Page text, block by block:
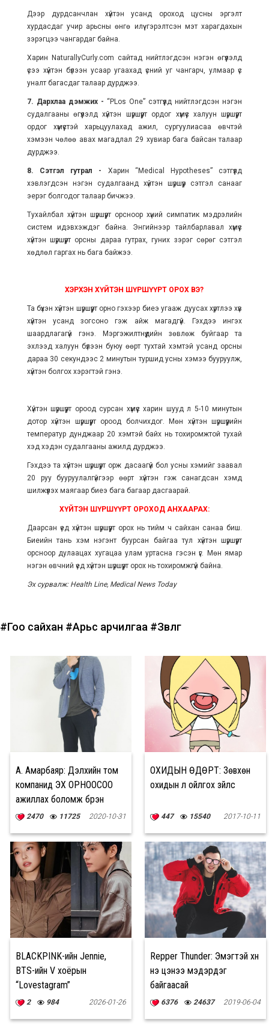
Дээр дурдсанчлан хүйтэн усанд ороход цусны эргэлт
хурдасдаг учир арьсны өнгө илүү гэрэлтсэн мэт харагдахын
зэрэгцээ чангардаг байна.
Харин NaturallyCurly.com сайтад нийтлэгдсэн нэгэн өгүүлэлд
үсээ хүйтэн бүлээн усаар угаахад үсний уг чангарч, улмаар үс
уналт багасдаг талаар дурджээ.
7. Дархлаа дэмжих - “PLos One” сэтгүүлд нийтлэгдсэн нэгэн
судалгааны өгүүлэлд хүйтэн шүршүүрт ордог хүмүүс халуун шүршүүрт
ордог хүмүүстэй харьцуулахад ажил, сургуулиасаа өвчтэй
хэмээн чөлөө авах магадлал 29 хувиар бага байсан талаар
дурджээ.
8. Сэтгэл гутрал - Харин “Medical Hypotheses” сэтгүүлд
хэвлэгдсэн нэгэн судалгаанд хүйтэн шүршүүр сэтгэл санааг
эерэг болгодог талаар бичжээ.
Тухайлбал хүйтэн шүршүүрт орсноор хүний симпатик мэдрэлийн
систем идэвхэждэг байна. Энгийнээр тайлбарлавал хүмүүс
хүйтэн шүршүүрт орсны дараа гутрах, гуних зэрэг сөрөг сэтгэл
хөдлөл гаргах нь бага байжээ.
ХЭРХЭН ХҮЙТЭН ШҮРШҮҮРТ ОРОХ ВЭ?
Та бүхэн хүйтэн шүршүүрт орно гэхээр биеэ угааж дуусах хүртлээхүв
хүйтэн усанд зогсоно гэж айж магадгүй. Гэхдээ ингэх
шаардлагагүй гэнэ. Мэргэжилтнүүдийн зөвлөж буйгаар та
эхлээд халуун бүлээн буюу өөрт тухтай хэмтэй усанд орсны
дараа 30 секундээс 2 минутын туршид усны хэмээ бууруулж,
хүйтэн болгох хэрэгтэй гэнэ.
Хүйтэн шүршүүрт ороод сурсан хүмүүс харин шууд л 5-10 минутын
дотор хүйтэн шүршүүрт ороод болчихдог. Мөн хүйтэн шүршүүрийн
температур дунджаар 20 хэмтэй байх нь тохиромжтой тухай
хэд хэдэн судалгааны ажилд дурджээ.
Гэхдээ та хүйтэн шүршүүрт орж дасаагүй бол усны хэмийг заавал
20 руу бууруулалгүйгээр өөрт хүйтэн гэж санагдсан хэмд
шилжүүлэх маягаар биеэ бага багаар дасгаарай.
ХҮЙТЭН ШҮРШҮҮРТ ОРОХОД АНХААРАХ:
Даарсан үед хүйтэн шүршүүрт орох нь тийм ч сайхан санаа биш.
Биеийн тань хэм нэгэнт буурсан байгаа тул хүйтэн шүршүүрт
орсноор дулаацах хугацаа улам уртасна гэсэн үг.
Мөн ямар
нэгэн өвчний үед хүйтэн шүршүүрт орох нь тохиромжгүй байна.
Эх сурвалж: Health Line, Medical News Today
#Гоо сайхан #Арьс арчилгаа #Зөвлөгөө
А. Амарбаяр: Дэлхийн том
компанид ЭХ ОРНООСОО
ажиллах боломж бүрэн
байна
2470 11725 2020-10-31
ОХИДЫН ӨДӨРТ: Зөвхөн
охидын л ойлгох зүйлс
447 15540 2017-10-11
BLACKPINK-ийн Jennie,
BTS-ийн V хоёрын
“Lovestagram”
2 984 2026-01-26
Repper Thunder: Эмэгтэй хүн
үнэ цэнээ мэдэрдэг
байгаасай
6376 24637 2019-06-04